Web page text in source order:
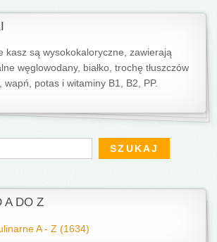
kasz są wysokokaloryczne, zawierają
węglowodany, białko, trochę tłuszczów
potas i witaminy B1, B2, PP.
A DO Z
A - Z (1634)